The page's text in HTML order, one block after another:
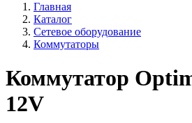
Главная
Каталог
Сетевое оборудование
Коммутаторы
Коммутатор
12V